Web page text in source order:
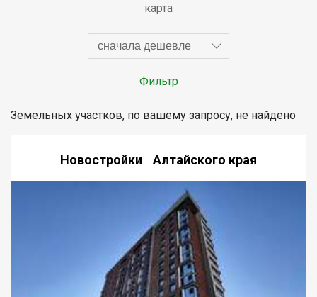
карта
сначала дешевле
Фильтр
Земельных участков, по вашему запросу, не найдено
Новостройки Алтайского края